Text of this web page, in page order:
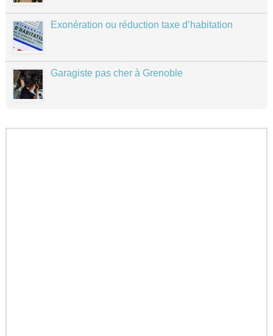
Exonération ou réduction taxe d’habitation
Garagiste pas cher à Grenoble